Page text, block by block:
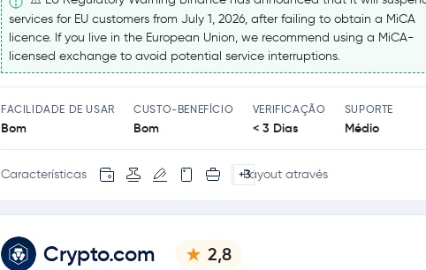
services for EU customers from July 1, 2026, after failing to obtain a MiCA
licence. If you live in the European Union, we recommend using a MiCA-
licensed exchange to avoid potential service interruptions.
FACILIDADE DE USAR
Bom
CUSTO-BENEFÍCIO
Bom
VERIFICAÇÃO
< 3 Dias
SUPORTE
Médio
Características +3Payout através
Crypto.com 2,8